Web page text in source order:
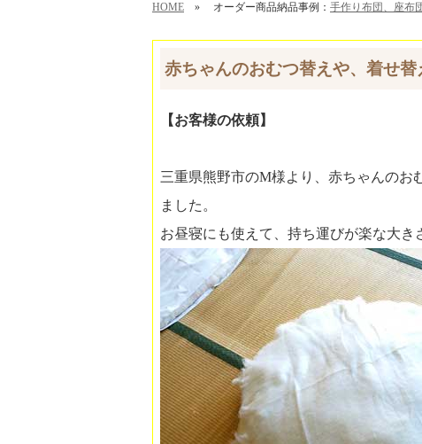
HOME » オーダー商品納品事例： 手作り布団、座布
赤ちゃんのおむつ替えや、着せ替
【お客様の依頼】
三重県熊野市のM様より、赤ちゃんのお
ました。
お昼寝にも使えて、持ち運びが楽な大